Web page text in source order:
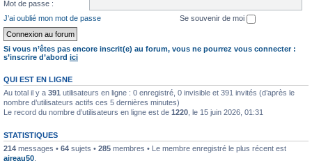
Mot de passe :
J’ai oublié mon mot de passe
Se souvenir de moi
Si vous n’êtes pas encore inscrit(e) au forum, vous ne pourrez vous connecter :
s’inscrire d’abord ici
QUI EST EN LIGNE
Au total il y a 391 utilisateurs en ligne : 0 enregistré, 0 invisible et 391 invités (d’après le
nombre d’utilisateurs actifs ces 5 dernières minutes)
Le record du nombre d’utilisateurs en ligne est de 1220 , le 15 juin 2026, 01:31
STATISTIQUES
214 messages • 64 sujets • 285 membres • Le membre enregistré le plus récent est
aireau50